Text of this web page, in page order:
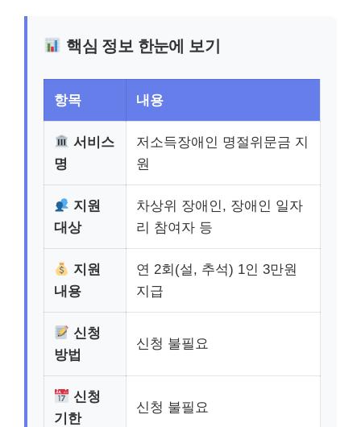
핵심 정보 한눈에 보기
항목 내용
서비스
명
저소득장애인 명절위문금 지
원
지원
대상
차상위 장애인, 장애인 일자
리 참여자 등
지원
내용
연 2회(설, 추석) 1인 3만원
지급
신청
방법
신청 불필요
신청
기한
신청 불필요